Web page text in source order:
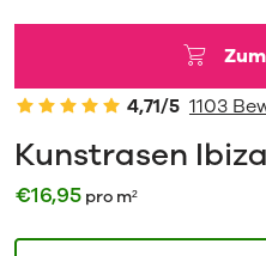
4,71/5 1103
Kunstrasen Ibiza
€16,95pro m²